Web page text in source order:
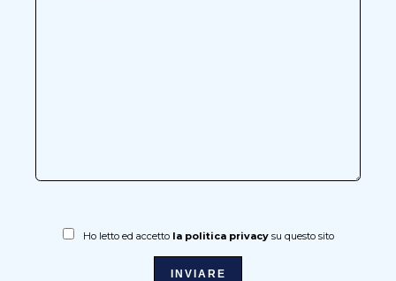
Ho letto ed accetto la politica privacysu questo sito
INVIARE